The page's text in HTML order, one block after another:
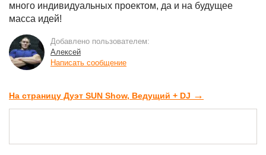
много индивидуальных проектом, да и на будущее
масса идей!
Добавлено пользователем:
Алексей
Написать сообщение
На страницу Дуэт SUN Show, Ведущий + DJ →